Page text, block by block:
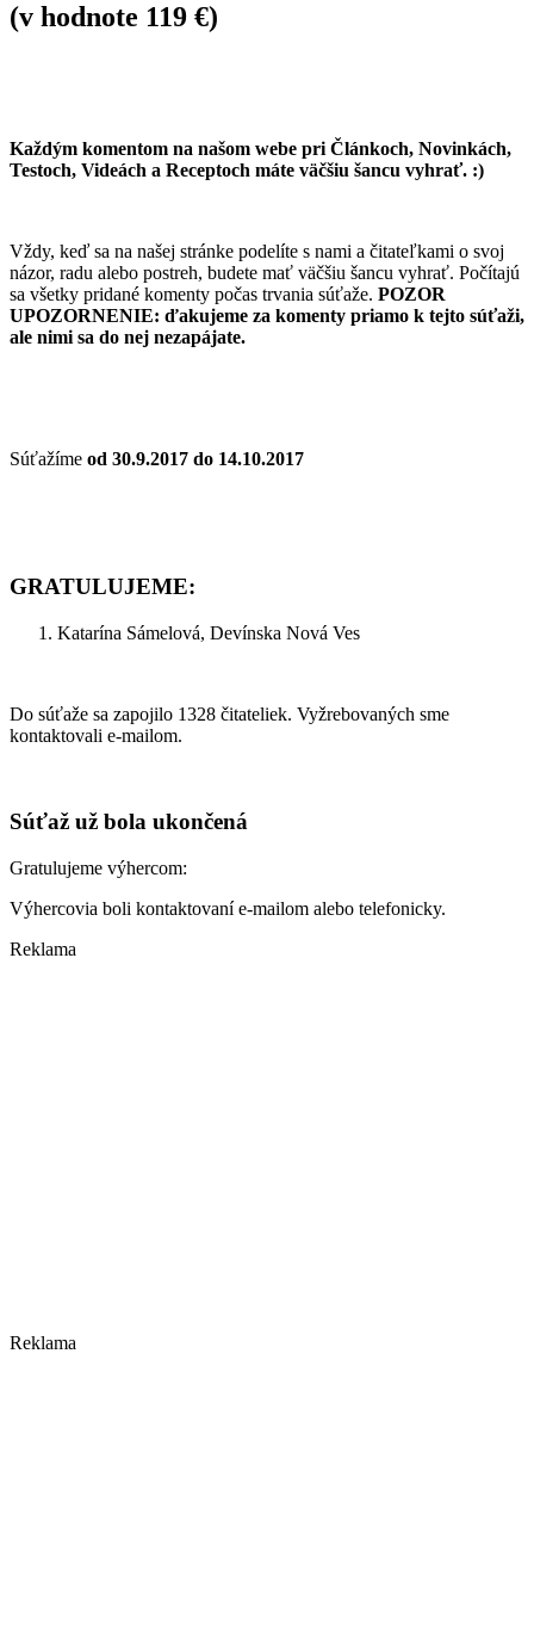
(v hodnote 119 €)
Každým komentom na našom webe pri Článkoch, Novinkách,
Testoch, Videách a Receptoch máte väčšiu šancu vyhrať. :)
Vždy, keď sa na našej stránke podelíte s nami a čitateľkami o svoj
názor, radu alebo postreh, budete mať väčšiu šancu vyhrať. Počítajú
sa všetky pridané komenty počas trvania súťaže. POZOR
UPOZORNENIE: ďakujeme za komenty priamo k tejto súťaži,
ale nimi sa do nej nezapájate.
Súťažíme od 30.9.2017 do 14.10.2017
GRATULUJEME:
Katarína Sámelová, Devínska Nová Ves
Do súťaže sa zapojilo 1328 čitateliek. Vyžrebovaných sme
kontaktovali e-mailom.
Súťaž už bola ukončená
Gratulujeme výhercom:
Výhercovia boli kontaktovaní e-mailom alebo telefonicky.
Reklama
Reklama